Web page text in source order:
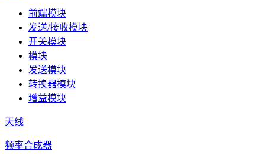
前端模块
发送/接收模块
开关模块
模块
发送模块
转换器模块
增益模块
天线
频率合成器